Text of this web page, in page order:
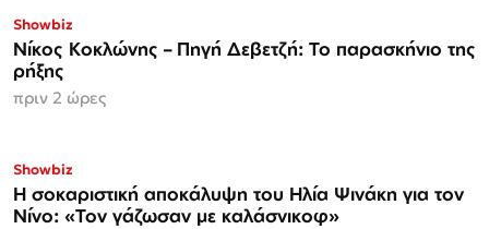
Showbiz
Νίκος Κοκλώνης – Πηγή Δεβετζή: Το παρασκήνιο της
ρήξης
πριν 2 ώρες
Showbiz
Η σοκαριστική αποκάλυψη του Ηλία Ψινάκη για τον
Νίνο: «Τον γάζωσαν με καλάσνικοφ»